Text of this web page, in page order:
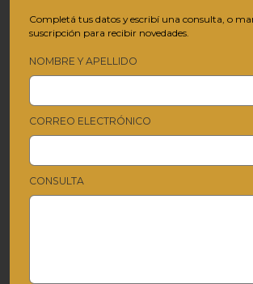
Completá tus datos y escribí una consulta, o
suscripción para recibir novedades.
NOMBRE Y APELLIDO
CORREO ELECTRÓNICO
CONSULTA